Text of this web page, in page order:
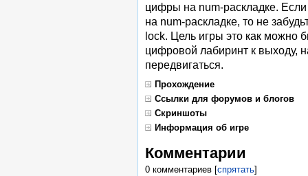
цифры на num-раскладке.
на num-раскладке, то не
lock. Цель игры это как можно
цифровой лабиринт к
передвигаться.
Прохождение
Ссылки для форумов и блогов
Скриншоты
Информация об игре
Комментарии
0 комментариев[спрятать]